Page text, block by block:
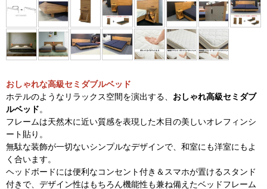
おしゃれな高級セミダブルベッド
ホテルのようなリラックス空間を演出する、 おしゃれ高級セミダブ
ルベッド。
フレームは天然木に近い質感を表現した木目の美しいオレフィンシ
ート貼り。
無駄な装飾が一切ないシンプルなデザインで、和室にも洋室にもよ
く合います。
ヘッドボードには便利なコンセント付き＆スマホが置けるスタンド
付きで、デザイン性はもちろん機能性も兼ね備えたベッドフレーム